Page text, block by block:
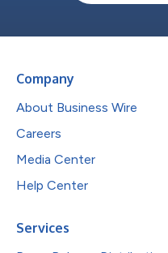
Company
About Business Wire
Careers
Media Center
Help Center
Services